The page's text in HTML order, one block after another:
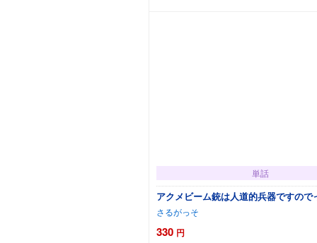
単話
アクメビーム銃は人道的兵器ですので
さるがっそ
330 円